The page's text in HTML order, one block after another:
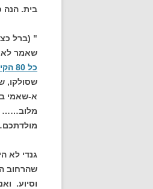
בית. הנה
" (ברל
שאמר
כל 80 הקיבוצים
שסולקו,
א-שאמי
מלוב……
גנדי לא
שהרחוב
וסיוע.